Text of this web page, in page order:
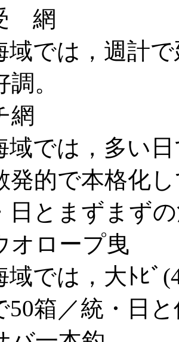
網
では，週計で
。
網
では，多い日
発的で本格化
日とまずまず
オロープ曳
では，大ﾄﾋﾞ
50箱／統・日